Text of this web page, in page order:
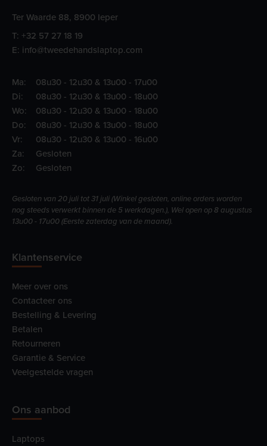
Ter Waarde 88, 8900 Ieper
T: +32 57 27 18 19
E: info@tweedehandslaptop.com
Ma:
08u30 - 12u30 & 13u00 - 17u00
Di:
08u30 - 12u30 & 13u00 - 18u00
Wo:
08u30 - 12u30 & 13u00 - 18u00
Do:
08u30 - 12u30 & 13u00 - 18u00
Vr:
08u30 - 12u30 & 13u00 - 16u00
Za:
Gesloten
Zo:
Gesloten
Gesloten van 20 juli tot 31 juli (Winkel gesloten, online orders worden
nog steeds verwerkt binnen de 5 werkdagen.), Wel open op 8 augustus
13u00 - 17u00 (Eerste zaterdag van de maand).
Klantenservice
Meer over ons
Contacteer ons
Bestelling & Levering
Betalen
Retourneren
Garantie & Service
Veelgestelde vragen
Ons aanbod
Laptops